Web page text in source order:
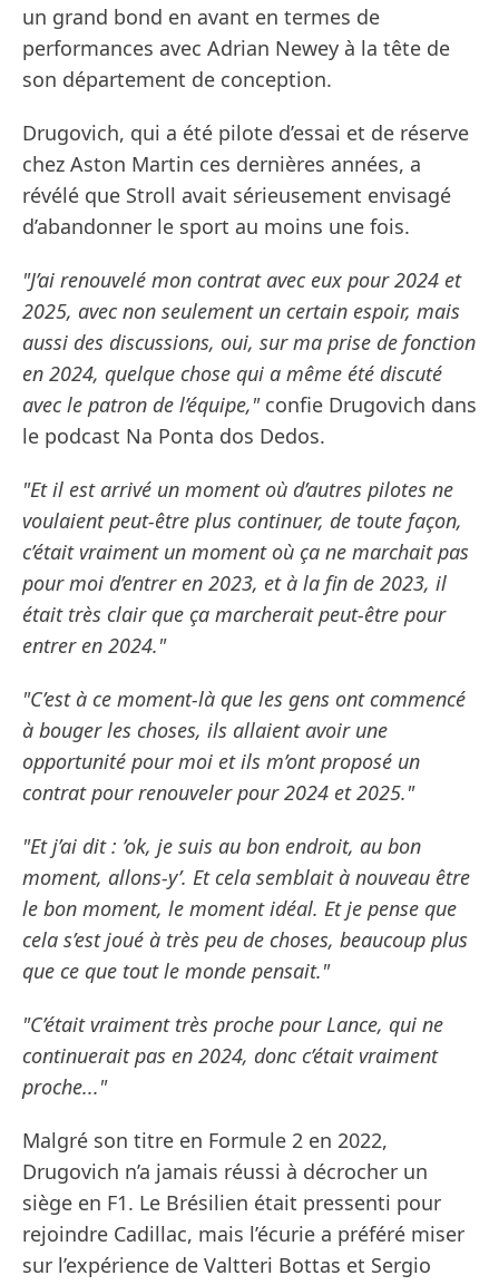
un grand bond en avant en termes de
performances avec Adrian Newey à la tête de
son département de conception.
Drugovich, qui a été pilote d’essai et de réserve
chez Aston Martin ces dernières années, a
révélé que Stroll avait sérieusement envisagé
d’abandonner le sport au moins une fois.
"J’ai renouvelé mon contrat avec eux pour 2024 et
2025, avec non seulement un certain espoir, mais
aussi des discussions, oui, sur ma prise de fonction
en 2024, quelque chose qui a même été discuté
avec le patron de l’équipe,"confie Drugovich dans
le podcast Na Ponta dos Dedos.
"Et il est arrivé un moment où d’autres pilotes ne
voulaient peut-être plus continuer, de toute façon,
c’était vraiment un moment où ça ne marchait pas
pour moi d’entrer en 2023, et à la fin de 2023, il
était très clair que ça marcherait peut-être pour
entrer en 2024."
"C’est à ce moment-là que les gens ont commencé
à bouger les choses, ils allaient avoir une
opportunité pour moi et ils m’ont proposé un
contrat pour renouveler pour 2024 et 2025."
"Et j’ai dit : ’ok, je suis au bon endroit, au bon
moment, allons-y’. Et cela semblait à nouveau être
le bon moment, le moment idéal. Et je pense que
cela s’est joué à très peu de choses, beaucoup plus
que ce que tout le monde pensait."
"C’était vraiment très proche pour Lance, qui ne
continuerait pas en 2024, donc c’était vraiment
proche..."
Malgré son titre en Formule 2 en 2022,
Drugovich n’a jamais réussi à décrocher un
siège en F1. Le Brésilien était pressenti pour
rejoindre Cadillac, mais l’écurie a préféré miser
sur l’expérience de Valtteri Bottas et Sergio